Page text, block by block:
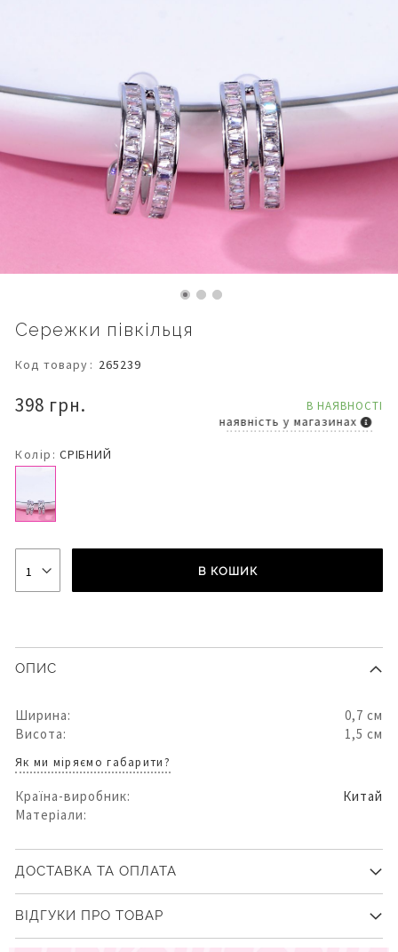
Сережки півкільця
Код товару 265239
398 грн. В НАЯВНОСТІ
наявність у магазинах
Колір: СРІБНИЙ
В КОШИК
галереї
ОПИС
Ширина:
0,7 см
Висота:
1,5 см
Як ми міряємо габарити?
Країна-виробник:
Китай
Матеріали:
ДОСТАВКА ТА ОПЛАТА
ВІДГУКИ ПРО ТОВАР